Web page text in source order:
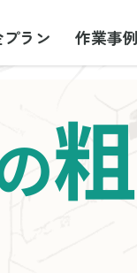
ラン 作業事例